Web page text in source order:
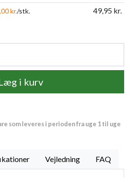
kr./stk. 49,95 kr.
i kurv
som leveres i perioden fra uge 1 til uge
Vejledning FAQ